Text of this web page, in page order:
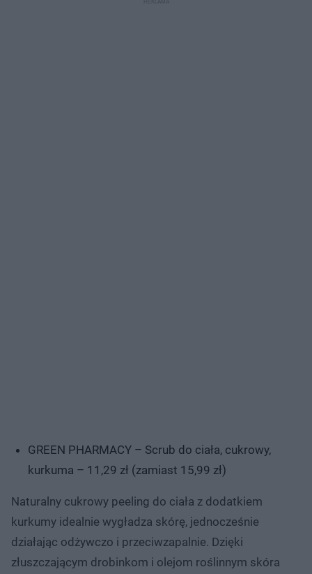
GREEN PHARMACY – Scrub do ciała, cukrowy,
kurkuma – 11,29 zł (zamiast 15,99 zł)
Naturalny cukrowy peeling do ciała z dodatkiem
kurkumy idealnie wygładza skórę, jednocześnie
działając odżywczo i przeciwzapalnie. Dzięki
złuszczającym drobinkom i olejom roślinnym skóra